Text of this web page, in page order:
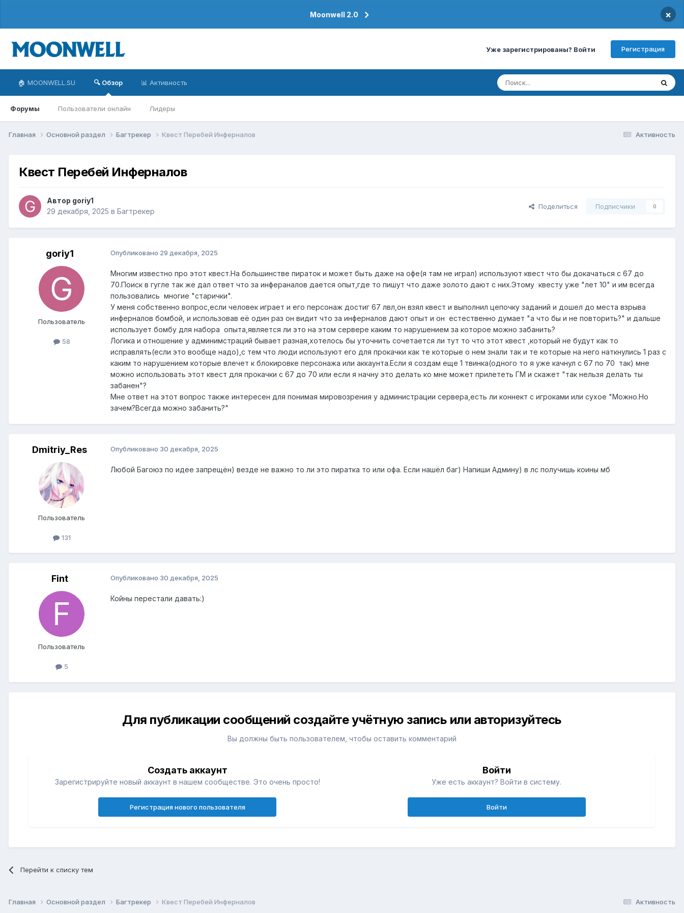
Moonwell 2.0 ×
Уже зарегистрированы? Войти Регистрация
🏠 MOONWELL.SU 🔍 Обзор
Форумы Пользователи онлайн Лидеры
📊 Активность
Активность
Главная Основной раздел Багтрекер Квест Перебей Инферналов
Квест Перебей Инферналов
Автор goriy1
29 декабря, 2025 в Багтрекер
Поделиться Подписчики 0
goriy1
Пользователь
58
Опубликовано 29 декабря, 2025
Многим известно про этот квест.На большинстве пираток и может быть даже на офе(я там не играл) используют квест что бы докачаться с 67 до
70.Поиск в гугле так же дал ответ что за инфераналов дается опыт,где то пишут что даже золото дают с них.Этому квесту уже "лет 10" и им всегда
пользовались многие "старички".
У меня собственно вопрос,если человек играет и его персонаж достиг 67 лвл,он взял квест и выполнил цепочку заданий и дошел до места взрыва
инферналов бомбой, и использовав её один раз он видит что за инферналов дают опыт и он естественно думает "а что бы и не повторить?" и дальше
использует бомбу для набора опыта,является ли это на этом сервере каким то нарушением за которое можно забанить?
Логика и отношение у админимстраций бывает разная,хотелось бы уточнить сочетается ли тут то что этот квест ,который не будут как то
исправлять(если это вообще надо),с тем что люди используют его для прокачки как те которые о нем знали так и те которые на него наткнулись 1 раз с
каким то нарушением которые влечет к блокировке персонажа или аккаунта.Если я создам еще 1 твинка(одного то я уже качнул с 67 по 70 так) мне
можно использовать этот квест для прокачки с 67 до 70 или если я начну это делать ко мне может прилететь ГМ и скажет "так нельзя делать ты
забанен"?
Мне ответ на этот вопрос также интересен для понимая мировозрения у администрации сервера,есть ли коннект с игроками или сухое "Можно.Но
зачем?Всегда можно забанить?"
Dmitriy_Res
Пользователь
131
Опубликовано 30 декабря, 2025
Любой Багоюз по идее запрещён) везде не важно то ли это пиратка то или офа. Если нашёл баг) Напиши Админу) в лс получишь коины мб
Fint
Пользователь
5
Опубликовано 30 декабря, 2025
Койны перестали давать:)
Для публикации сообщений создайте учётную запись или авторизуйтесь
Вы должны быть пользователем, чтобы оставить комментарий
Создать аккаунт
Зарегистрируйте новый аккаунт в нашем сообществе. Это очень просто!
Регистрация нового пользователя
Войти
Уже есть аккаунт? Войти в систему.
Войти
Перейти к списку тем
Активность
Главная Основной раздел Багтрекер Квест Перебей Инферналов